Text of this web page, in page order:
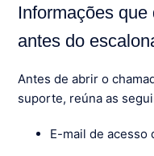
Informações
antes do
Antes de abrir o
suporte, reúna as
E-mail de acesso